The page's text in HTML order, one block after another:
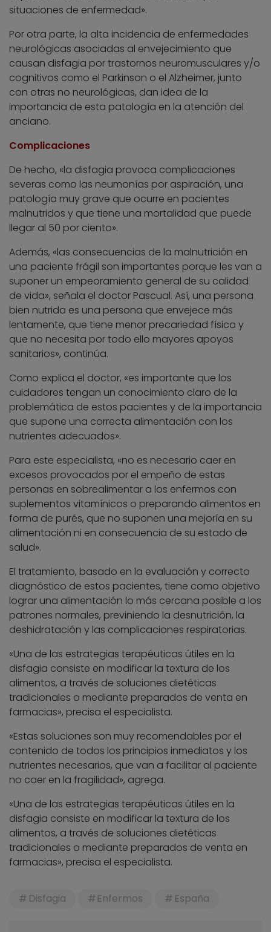
situaciones de enfermedad».
Por otra parte, la alta incidencia de enfermedades
neurológicas asociadas al envejecimiento que
causan disfagia por trastornos neuromusculares y/o
cognitivos como el Parkinson o el Alzheimer, junto
con otras no neurológicas, dan idea de la
importancia de esta patología en la atención del
anciano.
Complicaciones
De hecho, «la disfagia provoca complicaciones
severas como las neumonías por aspiración, una
patología muy grave que ocurre en pacientes
malnutridos y que tiene una mortalidad que puede
llegar al 50 por ciento».
Además, «las consecuencias de la malnutrición en
una paciente frágil son importantes porque les van a
suponer un empeoramiento general de su calidad
de vida», señala el doctor Pascual. Así, una persona
bien nutrida es una persona que envejece más
lentamente, que tiene menor precariedad física y
que no necesita por todo ello mayores apoyos
sanitarios», continúa.
Como explica el doctor, «es importante que los
cuidadores tengan un conocimiento claro de la
problemática de estos pacientes y de la importancia
que supone una correcta alimentación con los
nutrientes adecuados».
Para este especialista, «no es necesario caer en
excesos provocados por el empeño de estas
personas en sobrealimentar a los enfermos con
suplementos vitamínicos o preparando alimentos en
forma de purés, que no suponen una mejoría en su
alimentación ni en consecuencia de su estado de
salud».
El tratamiento, basado en la evaluación y correcto
diagnóstico de estos pacientes, tiene como objetivo
lograr una alimentación lo más cercana posible a los
patrones normales, previniendo la desnutrición, la
deshidratación y las complicaciones respiratorias.
«Una de las estrategias terapéuticas útiles en la
disfagia consiste en modificar la textura de los
alimentos, a través de soluciones dietéticas
tradicionales o mediante preparados de venta en
farmacias», precisa el especialista.
«Estas soluciones son muy recomendables por el
contenido de todos los principios inmediatos y los
nutrientes necesarios, que van a facilitar al paciente
no caer en la fragilidad», agrega.
«Una de las estrategias terapéuticas útiles en la
disfagia consiste en modificar la textura de los
alimentos, a través de soluciones dietéticas
tradicionales o mediante preparados de venta en
farmacias», precisa el especialista.
Disfagia Enfermos España